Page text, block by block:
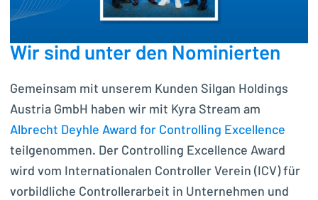
Wir sind unter den Nominierten
Gemeinsam mit unserem Kunden Silgan Holdings
Austria GmbH haben wir mit Kyra Stream am
Albrecht Deyhle Award for Controlling Excellence
teilgenommen. Der Controlling Excellence Award
wird vom Internationalen Controller Verein (ICV) für
vorbildliche Controllerarbeit in Unternehmen und